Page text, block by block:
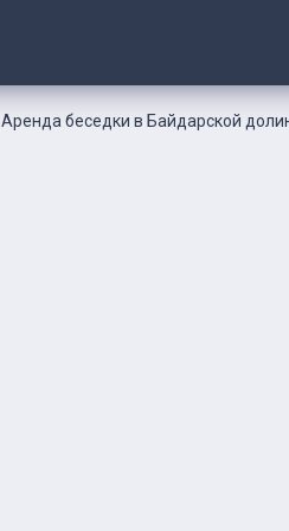
Аренда беседки в Байдарской